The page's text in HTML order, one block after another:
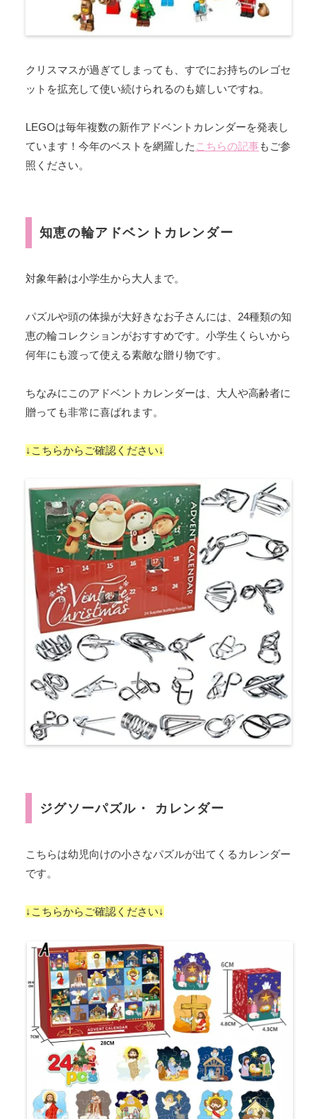
クリスマスが過ぎてしまっても、すでにお持ちのレゴセ
ットを拡充して使い続けられるのも嬉しいですね。
LEGOは毎年複数の新作アドベントカレンダーを発表し
ています！今年のベストを網羅した こちらの記事もご参
照ください。
知恵の輪アドベントカレンダー
対象年齢は小学生から大人まで。
パズルや頭の体操が大好きなお子さんには、24種類の知
恵の輪コレクションがおすすめです。小学生くらいから
何年にも渡って使える素敵な贈り物です。
ちなみにこのアドベントカレンダーは、大人や高齢者に
贈っても非常に喜ばれます。
↓こちらからご確認ください↓
ジグソーパズル・ カレンダー
こちらは幼児向けの小さなパズルが出てくるカレンダー
です。
↓こちらからご確認ください↓